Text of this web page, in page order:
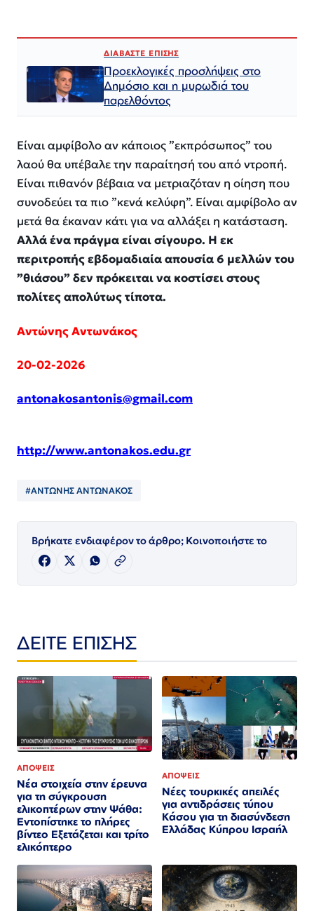
ΔΙΑΒΑΣΤΕ ΕΠΙΣΗΣ
Προεκλογικές προσλήψεις στο
Δημόσιο και η μυρωδιά του
παρελθόντος
Είναι αμφίβολο αν κάποιος”εκπρόσωπος” του
λαούθα υπέβαλε την παραίτησή του από ντροπή.
Είναι πιθανόν βέβαιανα μετριαζόταν η οίηση που
συνοδεύει τα πιο ”κενά κελύφη”. Είναι αμφίβολο αν
μετά θα έκαναν κάτι για να αλλάξει η κατάσταση.
Αλλά ένα πράγμα είναι σίγουρο. Η εκ
περιτροπής εβδομαδιαία απουσία 6 μελλών του
”θιάσου” δεν πρόκειται να κοστίσει στους
πολίτες απολύτως τίποτα.
Αντώνης Αντωνάκος
20-02-2026
antonakosantonis@gmail.com
http://www.antonakos.edu.gr
#ΑΝΤΩΝΗΣ ΑΝΤΩΝΑΚΟΣ
Βρήκατε ενδιαφέρον το άρθρο; Κοινοποιήστε το
ΔΕΙΤΕ ΕΠΙΣΗΣ
ΑΠΟΨΕΙΣ
Νέα στοιχεία στην έρευνα
για τη σύγκρουση
ελικοπτέρων στην Ψάθα:
Εντοπίστηκε το πλήρες
βίντεο Εξετάζεται και τρίτο
ελικόπτερο​​​​​​​​​​​​​​​​​​​​​​​​​​​​​​​​​​​​​​​​​​​​​​​​​​
ΑΠΟΨΕΙΣ
Νέες τουρκικές απειλές
για αντιδράσεις τύπου
Κάσου για τη διασύνδεση
Ελλάδας Κύπρου Ισραήλ